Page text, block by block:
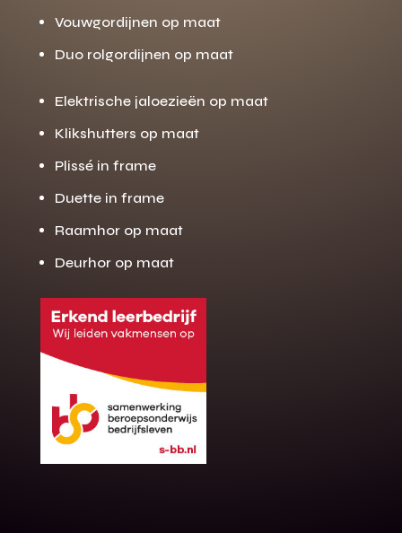
Gratis offerte
op maat?
Binnen 24 uur jouw gratis offerte
10 jaar garantie op de montage
Vouwgordijnen op maat
Duo rolgordijnen op maat
Elektrische jaloezieën op maat
Klikshutters op maat
Plissé in frame
Duette in frame
Raamhor op maat
Deurhor op maat